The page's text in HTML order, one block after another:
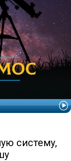
систему,